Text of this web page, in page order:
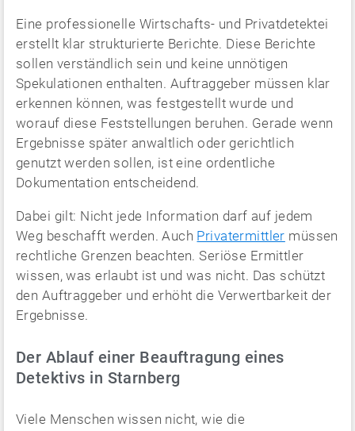
Eine professionelle Wirtschafts- und Privatdetektei
erstellt klar strukturierte Berichte. Diese Berichte
sollen verständlich sein und keine unnötigen
Spekulationen enthalten. Auftraggeber müssen klar
erkennen können, was festgestellt wurde und
worauf diese Feststellungen beruhen. Gerade wenn
Ergebnisse später anwaltlich oder gerichtlich
genutzt werden sollen, ist eine ordentliche
Dokumentation entscheidend.
Dabei gilt: Nicht jede Information darf auf jedem
Weg beschafft werden. Auch Privatermittler müssen
rechtliche Grenzen beachten. Seriöse Ermittler
wissen, was erlaubt ist und was nicht. Das schützt
den Auftraggeber und erhöht die Verwertbarkeit der
Ergebnisse.
Der Ablauf einer Beauftragung eines
Detektivs in Starnberg
Viele Menschen wissen nicht, wie die